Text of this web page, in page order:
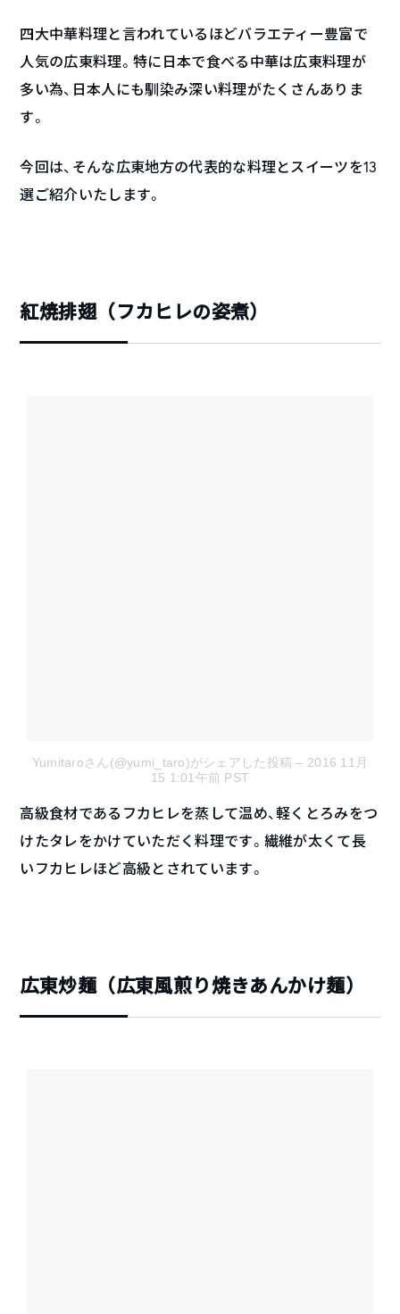
四大中華料理と言われているほどバラエティー豊富で
人気の広東料理。特に日本で食べる中華は広東料理が
多い為、日本人にも馴染み深い料理がたくさんありま
す。
今回は、そんな広東地方の代表的な料理とスイーツを13
選ご紹介いたします。
紅焼排翅（フカヒレの姿煮）
Yumitaroさん(@yumi_taro)がシェアした投稿 – 2016 11月
15 1:01午前 PST
高級食材であるフカヒレを蒸して温め、軽くとろみをつ
けたタレをかけていただく料理です。繊維が太くて長
いフカヒレほど高級とされています。
広東炒麺（広東風煎り焼きあんかけ麺）